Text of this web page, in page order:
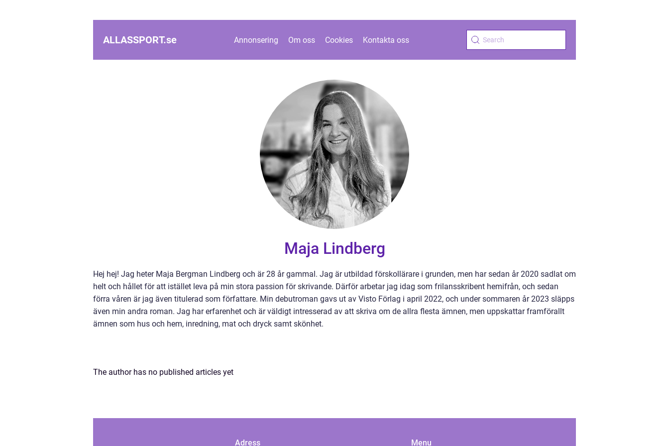
ALLASSPORT.se Annonsering Om oss Cookies Kontakta oss
Maja Lindberg
Hej hej! Jag heter Maja Bergman Lindberg och är 28 år gammal. Jag är utbildad förskollärare i grunden, men har sedan år 2020 sadlat om
helt och hållet för att istället leva på min stora passion för skrivande. Därför arbetar jag idag som frilansskribent hemifrån, och sedan
förra våren är jag även titulerad som författare. Min debutroman gavs ut av Visto Förlag i april 2022, och under sommaren år 2023 släpps
även min andra roman. Jag har erfarenhet och är väldigt intresserad av att skriva om de allra flesta ämnen, men uppskattar framförallt
ämnen som hus och hem, inredning, mat och dryck samt skönhet.
The author has no published articles yet
Adress Menu